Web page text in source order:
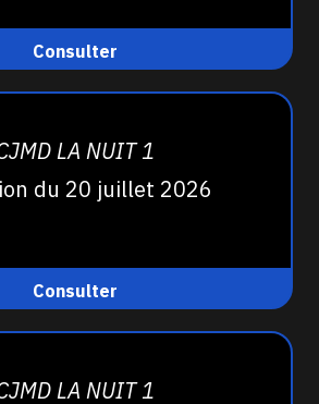
Consulter
LA NUIT 1
du 20 juillet 2026
Consulter
LA NUIT 1